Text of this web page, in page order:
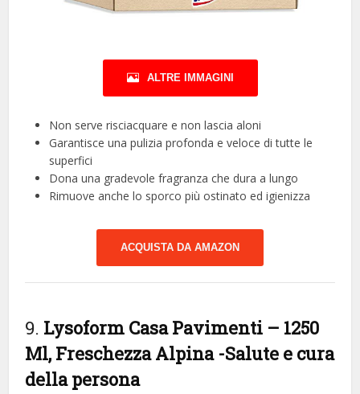
ALTRE IMMAGINI
Non serve risciacquare e non lascia aloni
Garantisce una pulizia profonda e veloce di tutte le
superfici
Dona una gradevole fragranza che dura a lungo
Rimuove anche lo sporco più ostinato ed igienizza
ACQUISTA DA AMAZON
9. Lysoform Casa Pavimenti – 1250
Ml, Freschezza Alpina -Salute e cura
della persona